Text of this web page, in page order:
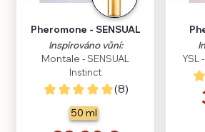
Pheromone - SENSUAL
Inspirováno vůní:
Montale - SENSUAL
Instinct
(8)
50 ml
YSL